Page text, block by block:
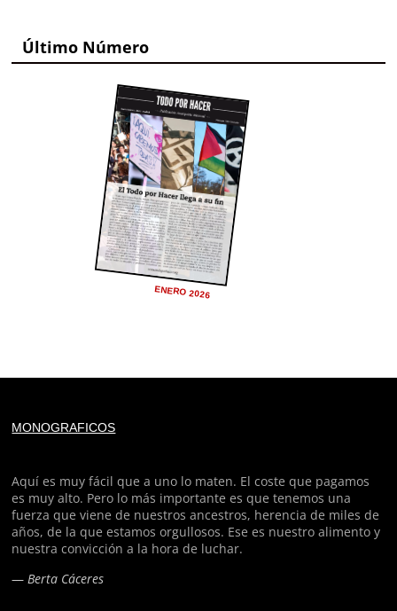
Último Número
ENERO 2026
MONOGRAFICOS
Aquí es muy fácil que a uno lo maten. El coste que pagamos
es muy alto. Pero lo más importante es que tenemos una
fuerza que viene de nuestros ancestros, herencia de miles de
años, de la que estamos orgullosos. Ese es nuestro alimento y
nuestra convicción a la hora de luchar.
— Berta Cáceres
of type string is deprecated in
rgpd/lib/vendor/Mustache/Tokenizer.phpon line110
Deprecated: trim(): Passing null to parameter #1 ($string)
of type string is deprecated in
rgpd/lib/vendor/Mustache/Tokenizer.php